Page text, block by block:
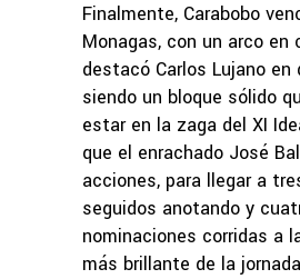
Finalmente, Carabobo
Monagas, con un arco en
destacó Carlos Lujano en
siendo un bloque sólido
estar en la zaga del XI
que el enrachado José
acciones, para llegar a
seguidos anotando y
nominaciones corridas a
más brillante de la